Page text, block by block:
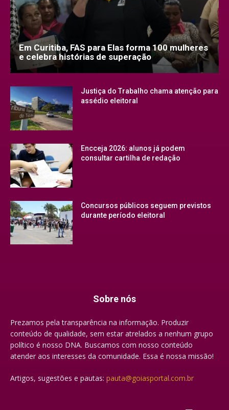
Em Curitiba, FAS para Elas forma 100 mulheres
e celebra histórias de superação
Justiça do Trabalho chama atenção para
assédio eleitoral
Encceja 2026: alunos já podem
consultar cartilha de redação
Concursos públicos seguem previstos
durante período eleitoral
Sobre nós
Prezamos pela transparência na informação. Produzir
conteúdo de qualidade, sem estar atrelados a nenhum grupo
político é nosso DNA. Buscamos com nosso conteúdo
atender aos interesses da comunidade. Essa é nossa missão!
Artigos, sugestões e pautas: pauta@goiasportal.com.br